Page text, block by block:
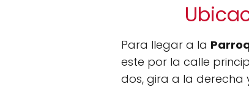
Para llegar a la
este por la calle
dos, gira a la derecha